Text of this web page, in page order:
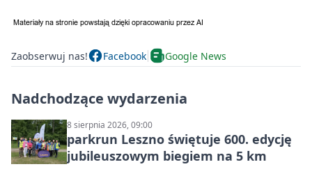
Zaobserwuj nas! Facebook Google News
Nadchodzące wydarzenia
8 sierpnia 2026, 09:00
parkrun Leszno świętuje 600. edycję
jubileuszowym biegiem na 5 km